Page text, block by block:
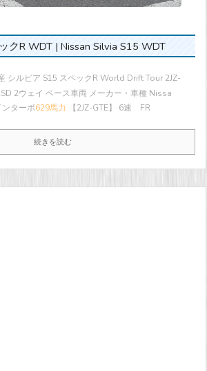
クR WDT | Nissan Silvia S15 WDT
シルビア S15 スペックR World Drift Tour 2JZ-
2ウェイ ベース車両 メーカー・車種 Nissa
ターボ629馬力 【2JZ-GTE】 6速 FR
続きを読む